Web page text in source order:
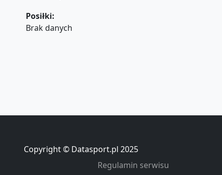
Posiłki:
Brak danych
Copyright © Datasport.pl 2025
Regulamin serwisu